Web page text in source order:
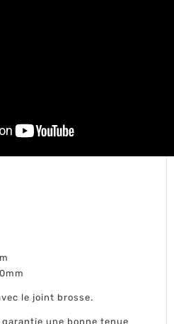
le joint brosse.
une bonne tenue